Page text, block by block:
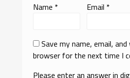
Name * Email *
Save my name, email,
browser for the next time I
Please enter an answer in